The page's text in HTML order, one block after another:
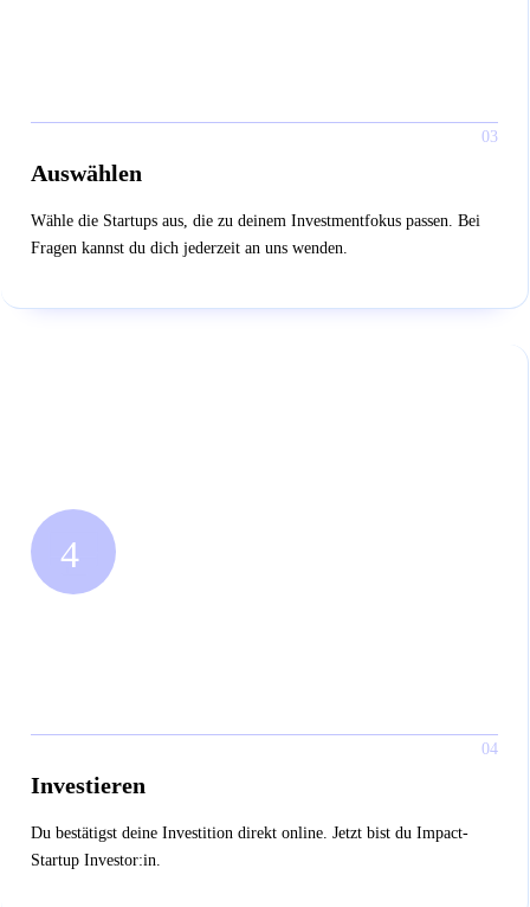
03
Auswählen
Wähle die Startups aus, die zu deinem Investmentfokus passen. Bei
Fragen kannst du dich jederzeit an uns wenden​.
04
Investieren
Du bestätigst deine Investition direkt online. Jetzt bist du Impact-
Startup Investor:in.